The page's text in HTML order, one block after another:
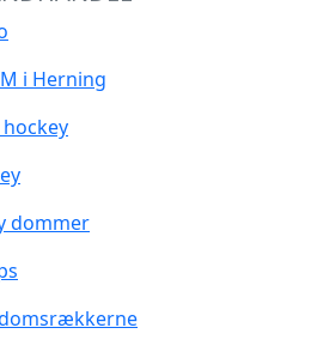
i Herning
dommer